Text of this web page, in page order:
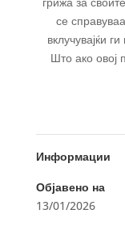
се
вклучувајќи
Што ако овој
Информации
Објавено на
13/01/2026